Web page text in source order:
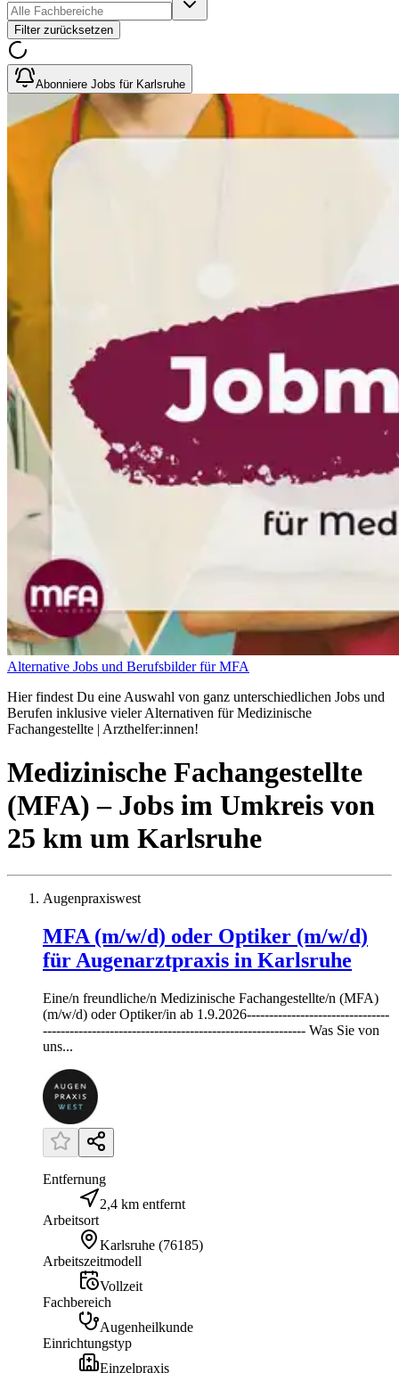
Filter zurücksetzen
Abonniere Jobs für Karlsruhe
Alternative Jobs und Berufsbilder für MFA
Hier findest Du eine Auswahl von ganz unterschiedlichen Jobs und
Berufen inklusive vieler Alternativen für Medizinische
Fachangestellte | Arzthelfer:innen!
Medizinische Fachangestellte
(MFA) – Jobs im Umkreis von
25 km um Karlsruhe
Augenpraxiswest
MFA (m/w/d) oder Optiker (m/w/d)
für Augenarztpraxis in Karlsruhe
Eine/n freundliche/n Medizinische Fachangestellte/n (MFA)
(m/w/d) oder Optiker/in ab 1.9.2026--------------------------------
----------------------------------------------------------- Was Sie von
uns...
Entfernung
2,4 km entfernt
Arbeitsort
Karlsruhe (76185)
Arbeitszeitmodell
Vollzeit
Fachbereich
Augenheilkunde
Einrichtungstyp
Einzelpraxis